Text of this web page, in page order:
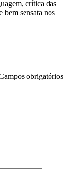
crítica das
bem sensata nos
obrigatórios